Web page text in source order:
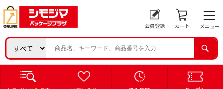
会員登録 カート メニュー